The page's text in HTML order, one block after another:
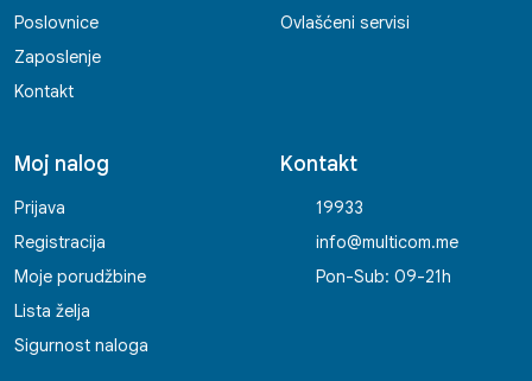
Poslovnice
Zaposlenje
Kontakt
Ovlašćeni servisi
Moj nalog
Prijava
Registracija
Moje porudžbine
Lista želja
Sigurnost naloga
Kontakt
19933
info@multicom.me
Pon-Sub: 09-21h